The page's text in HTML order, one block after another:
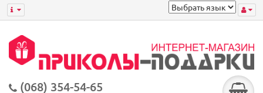
(068) 354-54-65